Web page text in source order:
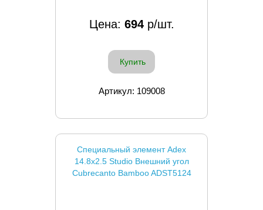
Цена: 694р/шт.
Купить
Артикул: 109008
Специальный элемент Adex
14.8x2.5 Studio Внешний угол
Cubrecanto Bamboo ADST5124